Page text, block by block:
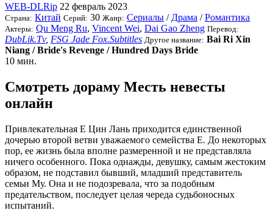
WEB-DLRip 22 февраль 2023
Страна: Китай Серий: 30 Жанр: Сериалы / Драма /Романтика
Актеры: Qu Meng Ru, Vincent Wei, Dai Gao Zheng Перевод:
DubLik.Tv, FSG Jade Fox.Subtitles Другое название: Bai Ri Xin
Niang / Bride's Revenge / Hundred Days Bride
10 мин.
Смотреть дораму Месть невесты
онлайн
Привлекательная Е Цин Лань приходится единственной
дочерью второй ветви уважаемого семейства Е. До некоторых
пор, ее жизнь была вполне размеренной и не представляла
ничего особенного. Пока однажды, девушку, самым жестоким
образом, не подставил бывший, младший представитель
семьи Му. Она и не подозревала, что за подобным
предательством, последует целая череда судьбоносных
испытаний.